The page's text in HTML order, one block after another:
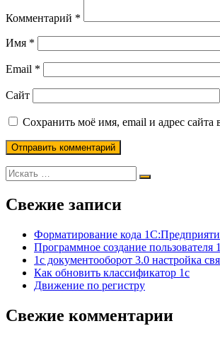
Комментарий *
Имя *
Email *
Сайт
Сохранить моё имя, email и адрес
Свежие записи
Форматирование кода
Программное создание пользователя
1с документооборот 3.0 настройка
Как обновить классификатор 1с
Движение по регистру
Свежие комментарии